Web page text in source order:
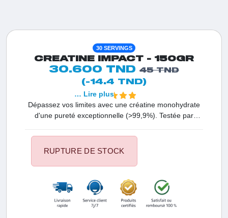
30 SERVINGS
CREATINE IMPACT - 150GR
30.600 TND 45 TND
(-14.4 TND)
Dépassez vos limites avec une créatine monohydrate
d'une pureté exceptionnelle (>99,9%). Testée par
garantit une dispersion totale et une efficacité
maximale sans aucun additif. Le choix des sportifs
que sur le marketing.
… Lire plus
RUPTURE DE STOCK